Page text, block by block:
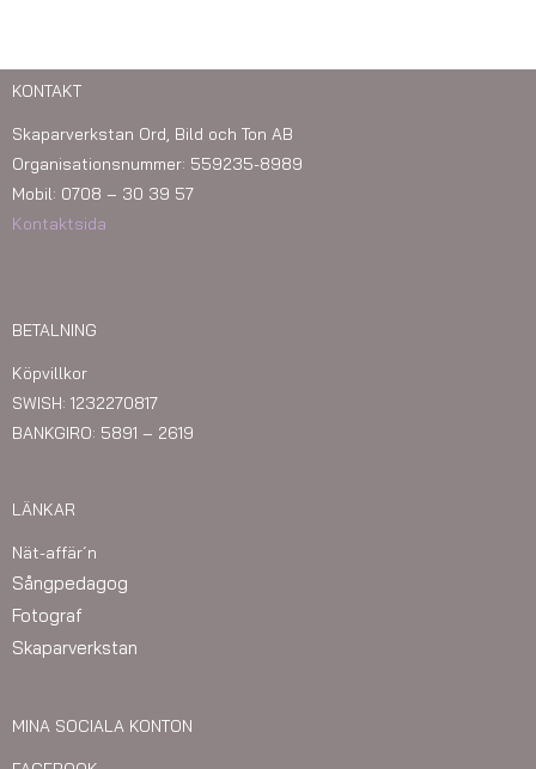
KONTAKT
Skaparverkstan Ord, Bild och Ton AB
Organisationsnummer: 559235-8989
Mobil: 0708 – 30 39 57
Kontaktsida
BETALNING
Köpvillkor
SWISH: 1232270817
BANKGIRO: 5891 – 2619
LÄNKAR
Nät-affär´n
Sångpedagog
Fotograf
Skaparverkstan
MINA SOCIALA KONTON